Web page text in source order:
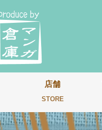
店舗
STORE